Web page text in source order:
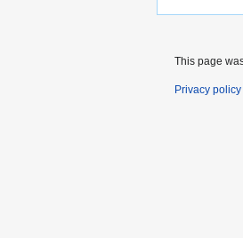
This page
Privacy policy